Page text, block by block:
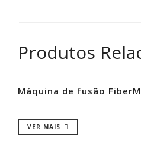
Produtos
Máquina de fusão
VER MAIS